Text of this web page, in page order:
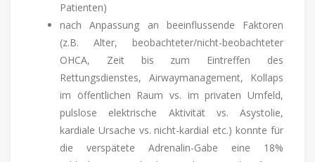
Patienten)
nach Anpassung an beeinflussende Faktoren
(z.B. Alter, beobachteter/nicht-beobachteter
OHCA, Zeit bis zum Eintreffen des
Rettungsdienstes, Airwaymanagement, Kollaps
im öffentlichen Raum vs. im privaten Umfeld,
pulslose elektrische Aktivität vs. Asystolie,
kardiale Ursache vs. nicht-kardial etc.) konnte für
die verspätete Adrenalin-Gabe eine 18%